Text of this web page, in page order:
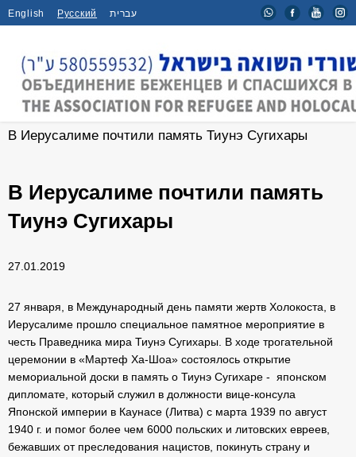
English Русский עברית
Главная / Новости /
В Иерусалиме почтили память Тиунэ Сугихары
В Иерусалиме почтили память
Тиунэ Сугихары
27.01.2019
27 января, в Международный день памяти жертв Холокоста, в
Иерусалиме прошло специальное памятное мероприятие в
честь Праведника мира Тиунэ Сугихары. В ходе трогательной
церемонии в «Мартеф Ха-Шоа» состоялось открытие
мемориальной доски в память о Тиунэ Сугихаре - японском
дипломате, который служил в должности вице-консула
Японской империи в Каунасе (Литва) с марта 1939 по август
1940 г. и помог более чем 6000 польских и литовских евреев,
бежавших от преследования нацистов, покинуть страну и